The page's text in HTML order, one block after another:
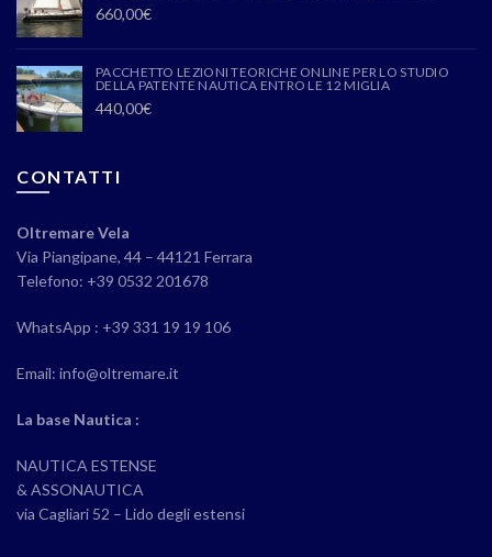
660,00€
PACCHETTO LEZIONI TEORICHE ONLINE PER LO STUDIO
DELLA PATENTE NAUTICA ENTRO LE 12 MIGLIA
440,00€
CONTATTI
Oltremare Vela
Via Piangipane, 44 – 44121 Ferrara
Telefono: +39 0532 201678
WhatsApp : +39 331 19 19 106
Email: info@oltremare.it
La base Nautica :
NAUTICA ESTENSE
& ASSONAUTICA
via Cagliari 52 – Lido degli estensi